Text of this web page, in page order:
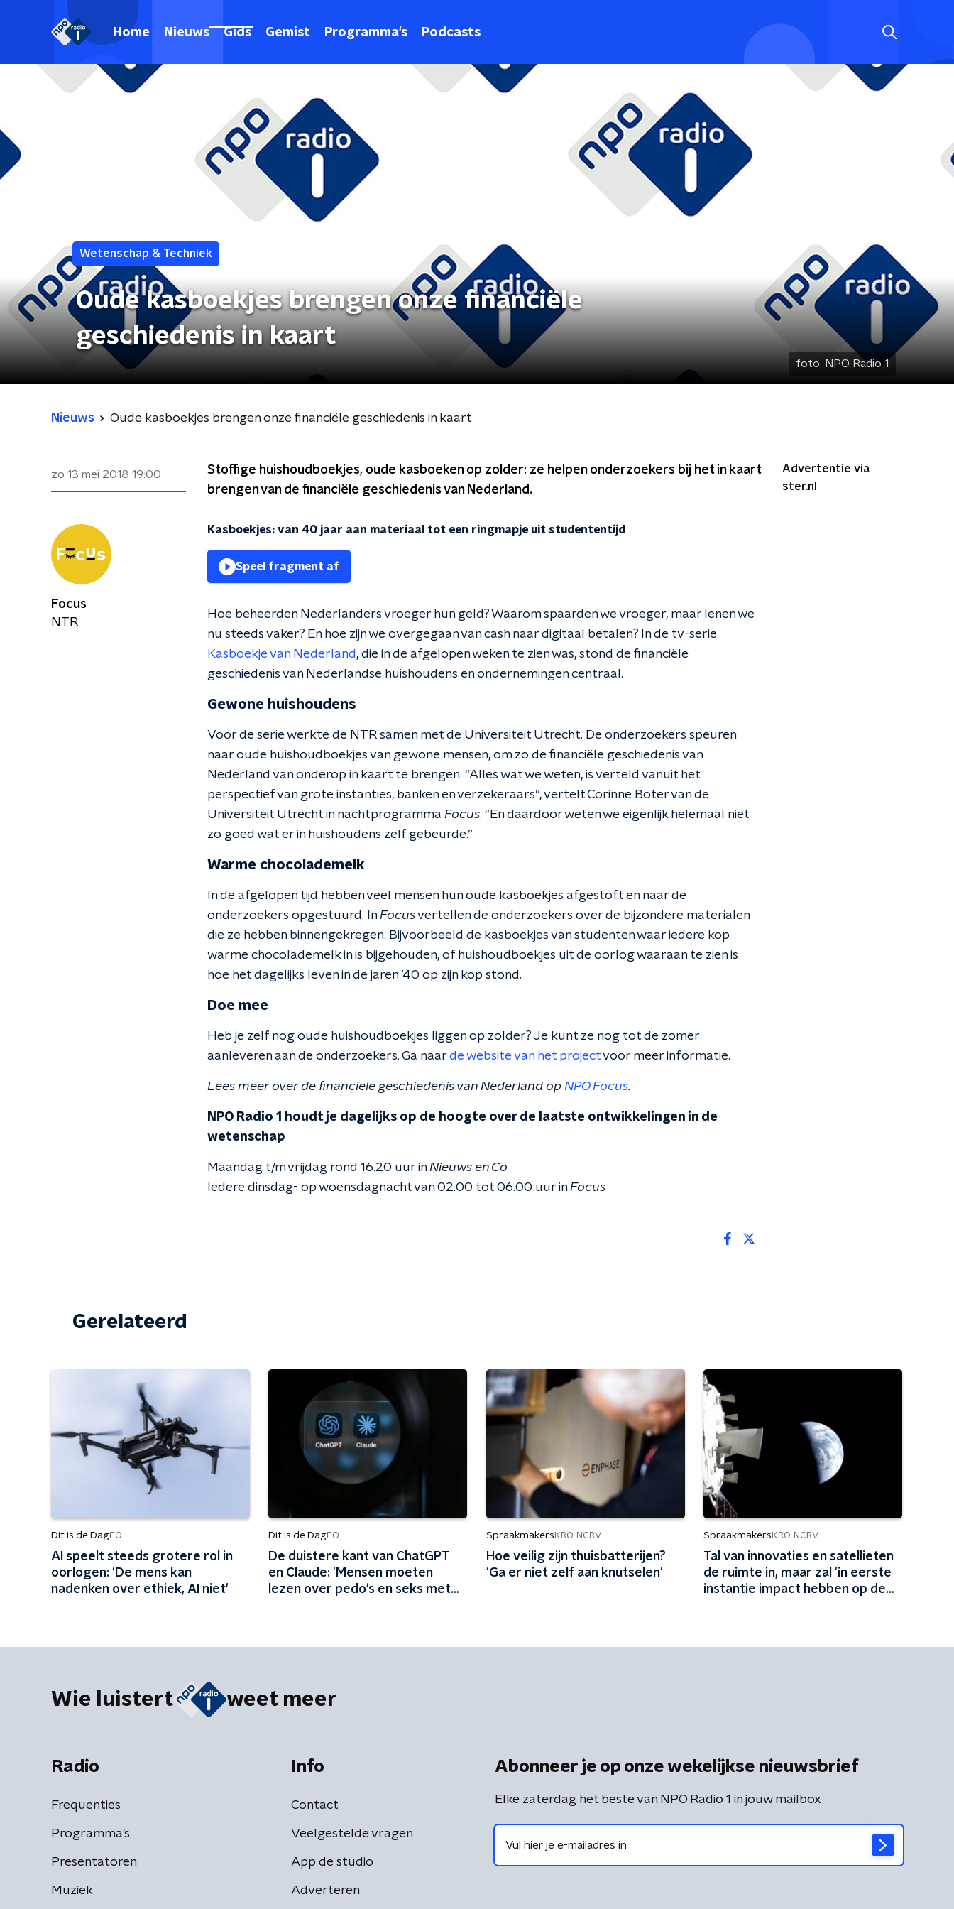
Home Nieuws Gids Gemist Programma's Podcasts
Wetenschap & Techniek
Oude kasboekjes brengen onze financiële
geschiedenis in kaart
foto: NPO Radio 1
Nieuws Oude kasboekjes brengen onze financiële geschiedenis in kaart
zo 13 mei 2018 19:00
Stoffige huishoudboekjes, oude kasboeken op zolder: ze helpen onderzoekers bij het in kaart
brengen van de financiële geschiedenis van Nederland.
Kasboekjes: van 40 jaar aan materiaal tot een ringmapje uit studententijd
Speel fragment af
Hoe beheerden Nederlanders vroeger hun geld? Waarom spaarden we vroeger, maar lenen we
nu steeds vaker? En hoe zijn we overgegaan van cash naar digitaal betalen? In de tv-serie
Kasboekje van Nederland , die in de afgelopen weken te zien was, stond de financiële
geschiedenis van Nederlandse huishoudens en ondernemingen centraal.
Gewone huishoudens
Voor de serie werkte de NTR samen met de Universiteit Utrecht. De onderzoekers speuren
naar oude huishoudboekjes van gewone mensen, om zo de financiële geschiedenis van
Nederland van onderop in kaart te brengen. “Alles wat we weten, is verteld vanuit het
perspectief van grote instanties, banken en verzekeraars”, vertelt Corinne Boter van de
Universiteit Utrecht in nachtprogramma Focus. “En daardoor weten we eigenlijk helemaal niet
zo goed wat er in huishoudens zelf gebeurde.”
Warme chocolademelk
In de afgelopen tijd hebben veel mensen hun oude kasboekjes afgestoft en naar de
onderzoekers opgestuurd. InFocusvertellen de onderzoekers over de bijzondere materialen
die ze hebben binnengekregen. Bijvoorbeeld de kasboekjes van studenten waar iedere kop
warme chocolademelk in is bijgehouden, of huishoudboekjes uit de oorlog waaraan te zien is
hoe het dagelijks leven in de jaren ’40 op zijn kop stond.
Doe mee
Heb je zelf nog oude huishoudboekjes liggen op zolder? Je kunt ze nog tot de zomer
aanleveren aan de onderzoekers. Ga naarde website van het projectvoor meer informatie.
Lees meer over de financiële geschiedenis van Nederland op NPO Focus.
NPO Radio 1 houdt je dagelijks op de hoogte over de laatste ontwikkelingen in de
wetenschap
Maandag t/m vrijdag rond 16.20 uur inNieuws en Co
Iedere dinsdag- op woensdagnacht van 02.00 tot 06.00 uur inFocus
Advertentie via
ster.nl
Focus
NTR
Gerelateerd
Dit is de DagEO
AI speelt steeds grotere rol in
oorlogen: 'De mens kan
nadenken over ethiek, AI niet'
Dit is de DagEO
De duistere kant van ChatGPT
en Claude: 'Mensen moeten
lezen over pedo's en seks met
Spraakmakers KRO-NCRV
Hoe veilig zijn thuisbatterijen?
'Ga er niet zelf aan knutselen'
Spraakmakers KRO-NCRV
Tal van innovaties en satellieten
de ruimte in, maar zal 'in eerste
instantie impact hebben op de
Wie luistert weet meer
Radio
Frequenties
Programma's
Presentatoren
Muziek
Info
Contact
Veelgestelde vragen
App de studio
Adverteren
Abonneer je op onze wekelijkse nieuwsbrief
Elke zaterdag het beste van NPO Radio 1 in jouw mailbox